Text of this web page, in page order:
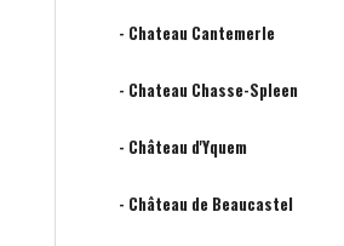
- Chateau Cantemerle
- Chateau Chasse-Spleen
- Château d'Yquem
- Château de Beaucastel